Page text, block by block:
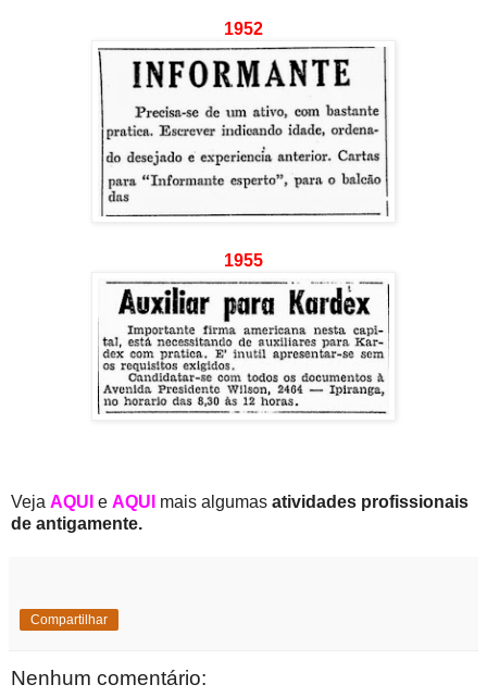
1952
1955
Veja AQUI e AQUI mais algumas atividades profissionais
de antigamente.
Compartilhar
Nenhum comentário: